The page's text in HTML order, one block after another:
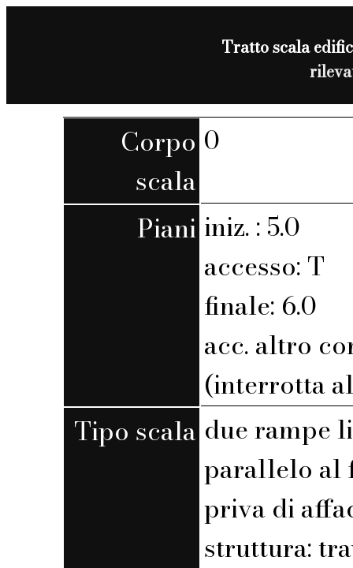
Tratto scala
Corpo
scala
0
Piani iniz. : 5.0
accesso: T
finale: 6.0
acc. altro
(interrotta
Tipo scala due rampe
parallelo al
priva di
struttura: